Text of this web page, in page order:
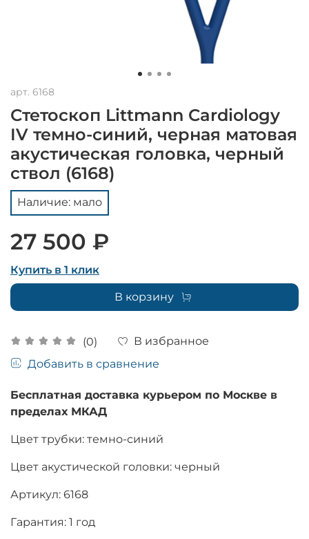
арт. 6168
Стетоскоп Littmann Cardiology
IV темно-синий, черная матовая
акустическая головка, черный
ствол (6168)
(0)
В избранное
Добавить в сравнение
Наличие: мало
27 500 ₽
Купить в 1 клик
В корзину
Бесплатная доставка курьером по Москве в
пределах МКАД
Цвет трубки: темно-синий
Цвет акустической головки: черный
Артикул: 6168
Гарантия: 1 год